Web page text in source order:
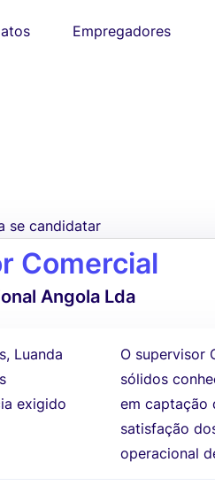
Empregadores
se candidatar
Comercial
Angola Lda
Luanda
exigido
O supervisor
sólidos
em captação
satisfação
operacional